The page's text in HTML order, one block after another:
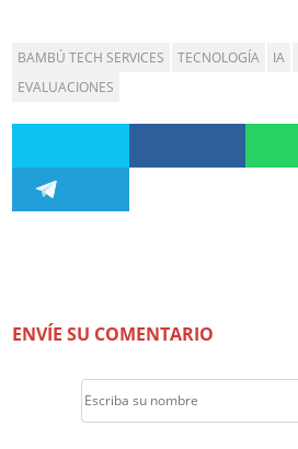
BAMBÚ TECH SERVICES TECNOLOGÍA IA
EVALUACIONES
ENVÍE SU COMENTARIO